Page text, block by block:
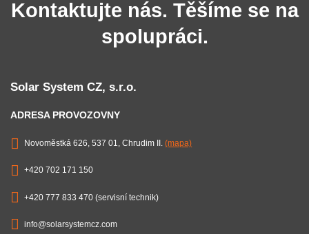
Kontaktujte nás. Těšíme se na
spolupráci.
Solar System CZ, s.r.o.
ADRESA PROVOZOVNY
Novoměstká 626, 537 01, Chrudim II.(mapa)
+420 702 171 150
+420 777 833 470 (servisní technik)
info@solarsystemcz.com